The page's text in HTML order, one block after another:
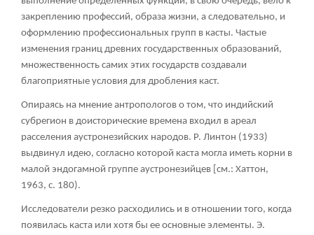
закреплению профессий, образа жизни, а следовательно, и
оформлению профессиональных групп в касты. Частые
изменения границ древних государственных образований,
множественность самих этих государств создавали
благоприятные условия для дробления каст.
Опираясь на мнение антропологов о том, что индийский
субрегион в доисторические времена входил в ареал
расселения аустронезийских народов. Р. Линтон (1933)
выдвинул идею, согласно которой каста могла иметь корни в
малой эндогамной группе аустронезийцев [см.: Хаттон,
1963, с. 180).
Исследователи резко расходились и в отношении того, когда
появилась каста или хотя бы ее основные элементы. Э.